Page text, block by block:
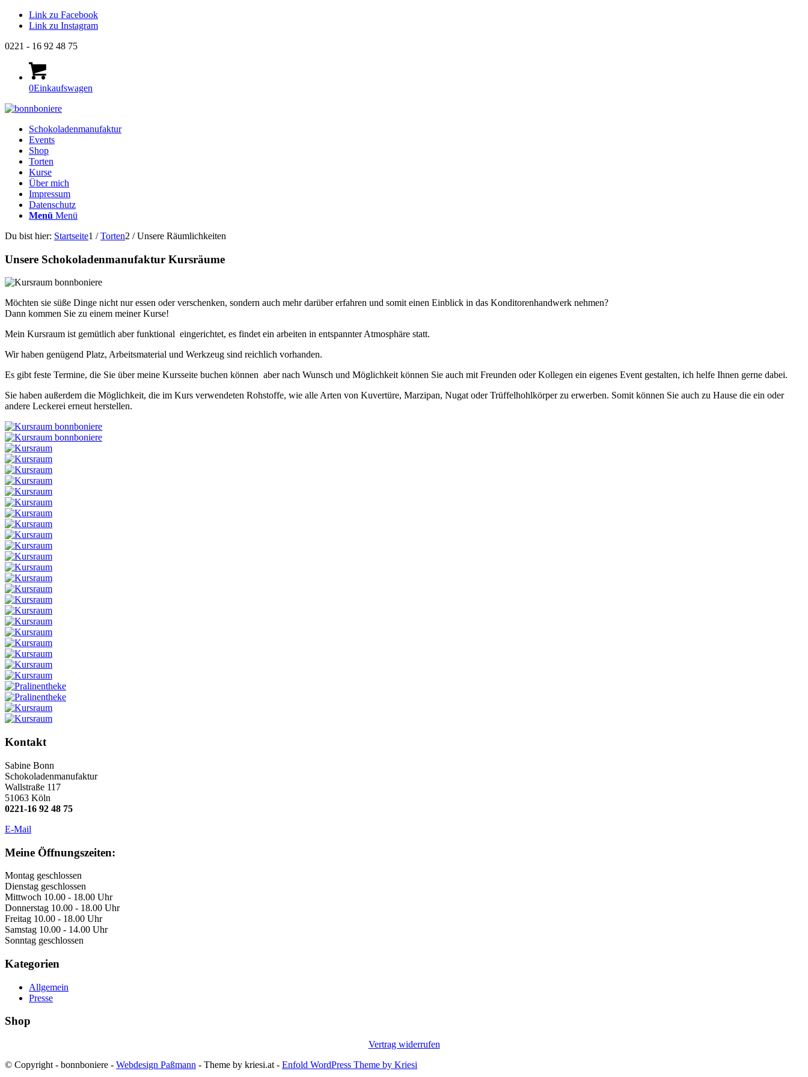
Link zu Facebook
Link zu Instagram
0221 - 16 92 48 75
0Einkaufswagen
Schokoladenmanufaktur
Events
Shop
Torten
Kurse
Über mich
Impressum
Datenschutz
Menü Menü
Du bist hier: Startseite1 / Torten2 / Unsere Räumlichkeiten
Unsere Schokoladenmanufaktur Kursräume
Möchten sie süße Dinge nicht nur essen oder verschenken, sondern auch mehr darüber erfahren und somit einen Einblick in das Konditorenhandwerk nehmen?
Dann kommen Sie zu einem meiner Kurse!
Mein Kursraum ist gemütlich aber funktional eingerichtet, es findet ein arbeiten in entspannter Atmosphäre statt.
Wir haben genügend Platz, Arbeitsmaterial und Werkzeug sind reichlich vorhanden.
Es gibt feste Termine, die Sie über meine Kursseite buchen können aber nach Wunsch und Möglichkeit können Sie auch mit Freunden oder Kollegen ein eigenes Event gestalten, ich helfe Ihnen gerne dabei.
Sie haben außerdem die Möglichkeit, die im Kurs verwendeten Rohstoffe, wie alle Arten von Kuvertüre, Marzipan, Nugat oder Trüffelhohlkörper zu erwerben. Somit können Sie auch zu Hause die ein oder
andere Leckerei erneut herstellen.
Kontakt
Sabine Bonn
Schokoladenmanufaktur
Wallstraße 117
51063 Köln
0221-16 92 48 75
E-Mail
Meine Öffnungszeiten:
Montag geschlossen
Dienstag geschlossen
Mittwoch 10.00 - 18.00 Uhr
Donnerstag 10.00 - 18.00 Uhr
Freitag 10.00 - 18.00 Uhr
Samstag 10.00 - 14.00 Uhr
Sonntag geschlossen
Kategorien
Allgemein
Presse
Shop
Vertrag widerrufen
© Copyright - bonnboniere - Webdesign Paßmann - Theme by kriesi.at - Enfold WordPress Theme by Kriesi